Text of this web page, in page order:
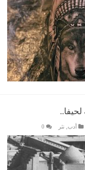
أدب نثر 0